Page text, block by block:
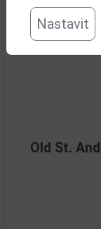
Nastavit
Old St.